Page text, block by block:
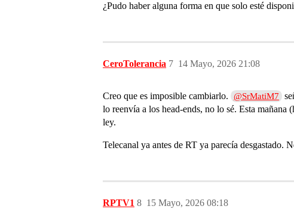
¿Pudo haber alguna forma en que solo esté
CeroTolerancia 14 Mayo, 2026 21:08
7
Creo que es imposible cambiarlo. @SrMatiM7
lo reenvía a los head-ends, no lo sé. Esta
ley.
Telecanal ya antes de RT ya parecía desgastado.
RPTV1 15 Mayo, 2026 08:18
8